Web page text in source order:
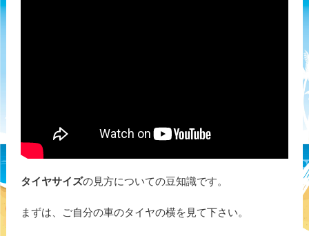
タイヤサイズの見方についての豆知識です。
まずは、ご自分の車のタイヤの横を見て下さい。